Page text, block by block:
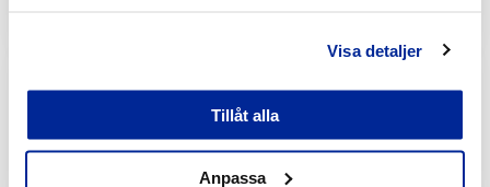
Visa detaljer
Tillåt alla
Anpassa
artikeln